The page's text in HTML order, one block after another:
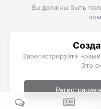
Вы должны быть
Зарегистрируйте
Это
Регистрация